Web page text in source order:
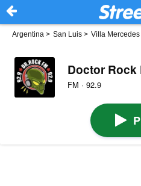
Argentina > San Luis > Villa Mercedes
Doctor Rock
FM · 92.9